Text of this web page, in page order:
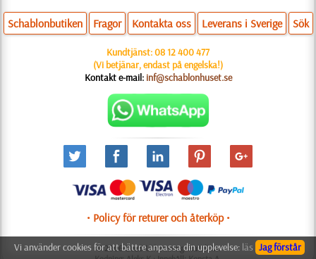
Schablonbutiken Fragor Kontakta oss Leverans i Sverige Sök
Kundtjänst:08 12 400 477
(Vi betjänar, endast på engelska!)
Kontakt e-mail: inf@schablonhuset.se
• Policy för returer och återköp •
© 2006-2025 Utformning: Natali M.
Jag förstår
Vi använder cookies för att bättre anpassa din upplevelse: läs